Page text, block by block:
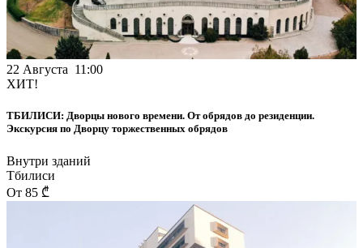
Обед , входящий в стоимость, будет накрыт по
принципу грузинской супры, так что вы сможете
выбрать блюда на свой вкус с учётом пищевых
ограничений.
наушники, выданные гидом. Для удобства вы можете
использовать собственные проводные наушники (разъем
На экскурсии длительностью свыше 3х часов не
допускаются участники младше 14 лет, так как детям
сложно воспринимать и вести себя спокойно так
долго, и мы надеемся на комфортную и спокойную
атмосферу для всех участников.
22 Августа 11:00
ХИТ!
ТБИЛИСИ: Дворцы нового времени. От обрядов до резиденции.
Экскурсия по Дворцу торжественных обрядов
Внутри зданий
Тбилиси
От 85 ₾